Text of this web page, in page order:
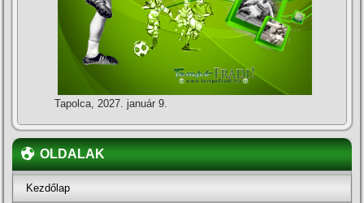
Tapolca, 2027. január 9.
OLDALAK
Kezdőlap